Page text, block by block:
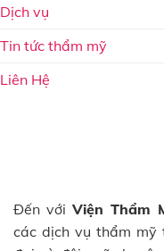
Dịch vụ
Tin tức thẩm mỹ
Liên Hệ
Đến với Viện Thẩm
các dịch vụ thẩm mỹ